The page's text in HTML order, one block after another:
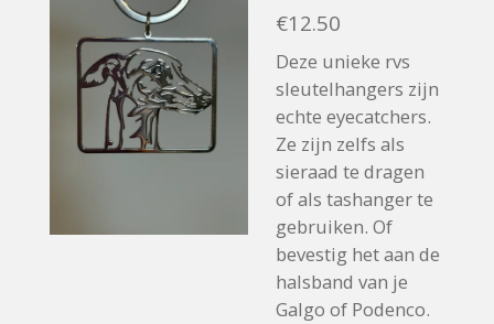
€12.50
Deze unieke rvs
sleutelhangers zijn
echte eyecatchers.
Ze zijn zelfs als
sieraad te dragen
of als tashanger te
gebruiken. Of
bevestig het aan de
halsband van je
Galgo of Podenco.